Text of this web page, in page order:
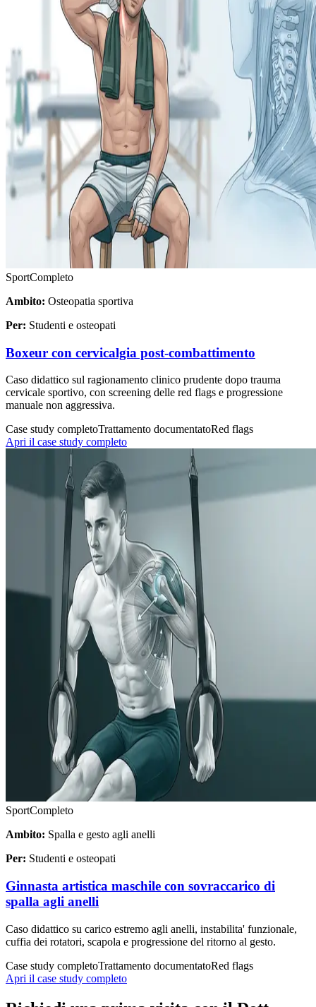
SportCompleto
Ambito: Osteopatia sportiva
Per: Studenti e osteopati
Boxeur con cervicalgia post-combattimento
Caso didattico sul ragionamento clinico prudente dopo trauma
cervicale sportivo, con screening delle red flags e progressione
manuale non aggressiva.
Case study completoTrattamento documentatoRed flags
Apri il case study completo
SportCompleto
Ambito: Spalla e gesto agli anelli
Per: Studenti e osteopati
Ginnasta artistica maschile con sovraccarico di
spalla agli anelli
Caso didattico su carico estremo agli anelli, instabilita' funzionale,
cuffia dei rotatori, scapola e progressione del ritorno al gesto.
Case study completoTrattamento documentatoRed flags
Apri il case study completo